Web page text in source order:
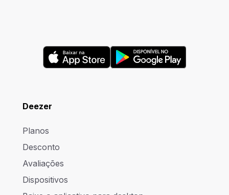
Deezer
Planos
Desconto
Avaliações
Dispositivos